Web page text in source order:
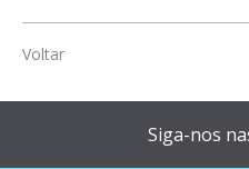
Voltar
Siga-nos